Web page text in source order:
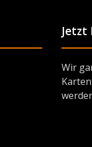
Jetzt
Wir